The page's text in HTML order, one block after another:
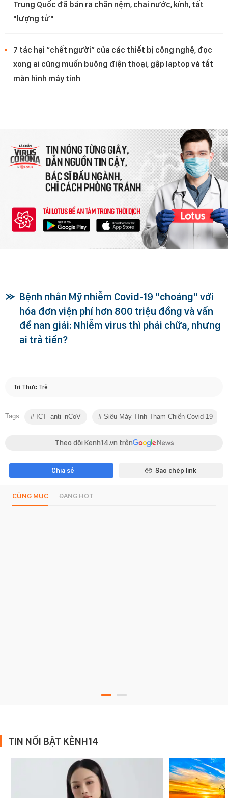
Trung Quốc đã bán ra chăn nệm, chai nước, kính, tất
"lượng tử"
7 tác hại “chết người” của các thiết bị công nghệ, đọc
xong ai cũng muốn buông điện thoại, gập laptop và tắt
màn hình máy tính
Bệnh nhân Mỹ nhiễm Covid-19 "choáng" với
hóa đơn viện phí hơn 800 triệu đồng và vấn
đề nan giải: Nhiễm virus thì phải chữa, nhưng
ai trả tiền?
Trí Thức Trẻ
Tags ICT_anti_nCoV Siêu Máy Tính Tham Chiến Covid-19
Theo dõi Kenh14.vn trên
Chia sẻ Sao chép link
CÙNG MỤC ĐANG HOT
TIN NỔI BẬT KÊNH14